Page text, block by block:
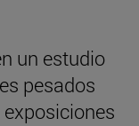
un estudio
pesados